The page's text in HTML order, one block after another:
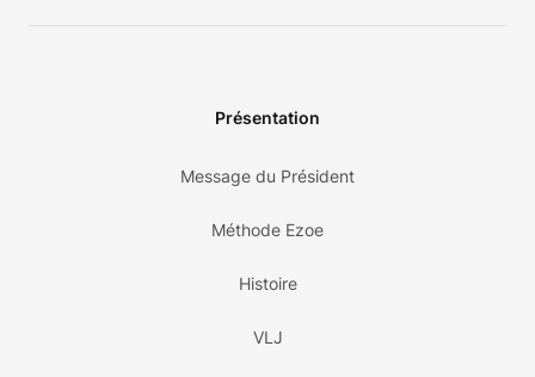
Présentation
Message du Président
Méthode Ezoe
Histoire
VLJ